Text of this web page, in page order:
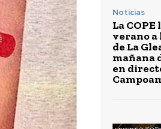
Noticias
La COPE
verano a
de La
mañana
en